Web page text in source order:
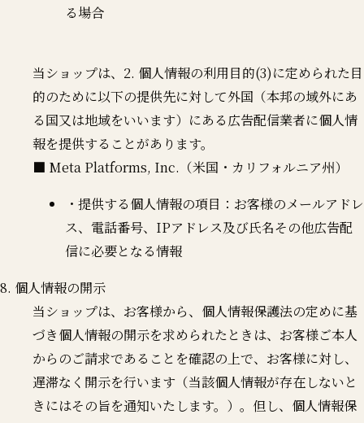
る場合
当ショップは、2. 個人情報の利用目的(3)に定められた目
的のために以下の提供先に対して外国（本邦の域外にあ
る国又は地域をいいます）にある広告配信業者に個人情
報を提供することがあります。
■ Meta Platforms, Inc.（米国・カリフォルニア州）
・提供する個人情報の項目：お客様のメールアドレ
ス、電話番号、IPアドレス及び氏名その他広告配
信に必要となる情報
8. 個人情報の開示
当ショップは、お客様から、個人情報保護法の定めに基
づき個人情報の開示を求められたときは、お客様ご本人
からのご請求であることを確認の上で、お客様に対し、
遅滞なく開示を行います（当該個人情報が存在しないと
きにはその旨を通知いたします。）。但し、個人情報保